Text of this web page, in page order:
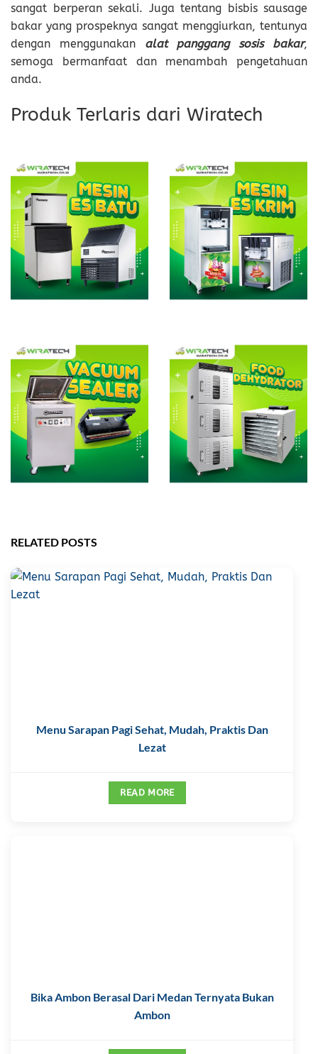
sangat berperan sekali. Juga tentang bisbis sausage
bakar yang prospeknya sangat menggiurkan, tentunya
dengan menggunakan alat panggang sosis bakar,
semoga bermanfaat dan menambah pengetahuan
anda.
Produk Terlaris dari Wiratech
RELATED POSTS
Menu Sarapan Pagi Sehat, Mudah, Praktis Dan
Lezat
READ MORE
Bika Ambon Berasal Dari Medan Ternyata Bukan
Ambon